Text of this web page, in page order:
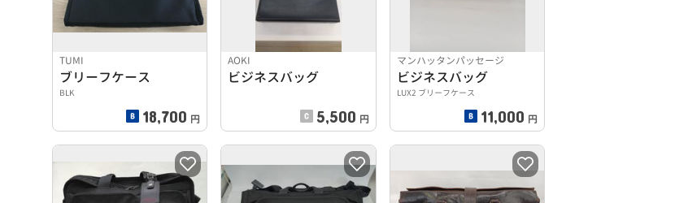
TUMI
ブリーフケース
BLK
18,700 円
AOKI
ビジネスバッグ
5,500 円
マンハッタンパッセージ
ビジネスバッグ
LUX2 ブリーフケース
11,000 円